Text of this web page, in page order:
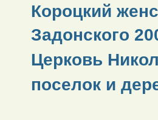
Короцкий
Задонского
Церковь
поселок и